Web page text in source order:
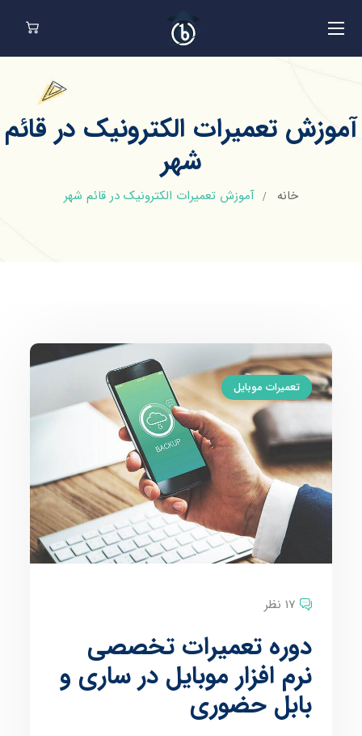
آموزش تعمیرات الکترونیک در قائم
شهر
خانه آموزش تعمیرات الکترونیک در قائم شهر
تعمیرات موبایل
17 نظر
دوره تعمیرات تخصصی
نرم افزار موبایل در ساری و
بابل حضوری